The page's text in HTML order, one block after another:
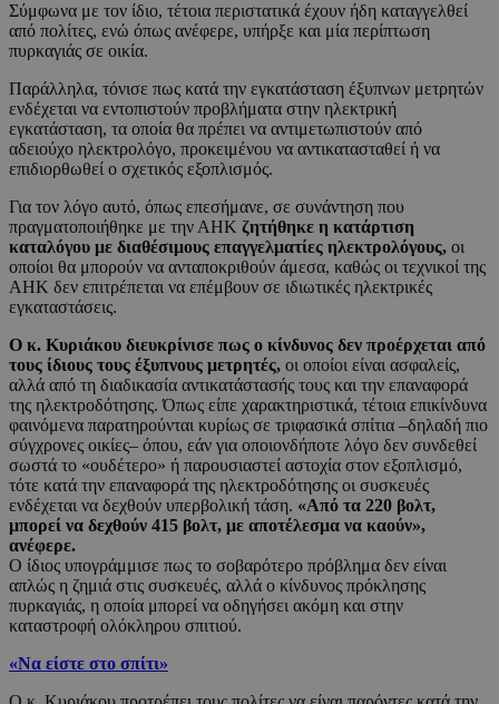
Σύμφωνα με τον ίδιο, τέτοια περιστατικά έχουν ήδη καταγγελθεί
από πολίτες, ενώ όπως ανέφερε, υπήρξε και μία περίπτωση
πυρκαγιάς σε οικία.
Παράλληλα, τόνισε πως κατά την εγκατάσταση έξυπνων μετρητών
ενδέχεται να εντοπιστούν προβλήματα στην ηλεκτρική
εγκατάσταση, τα οποία θα πρέπει να αντιμετωπιστούν από
αδειούχο ηλεκτρολόγο, προκειμένου να αντικατασταθεί ή να
επιδιορθωθεί ο σχετικός εξοπλισμός.
Για τον λόγο αυτό, όπως επεσήμανε, σε συνάντηση που
πραγματοποιήθηκε με την ΑΗΚ ζητήθηκε η κατάρτιση
καταλόγου με διαθέσιμους επαγγελματίες ηλεκτρολόγους, οι
οποίοι θα μπορούν να ανταποκριθούν άμεσα, καθώς οι τεχνικοί της
ΑΗΚ δεν επιτρέπεται να επέμβουν σε ιδιωτικές ηλεκτρικές
εγκαταστάσεις.
Ο κ. Κυριάκου διευκρίνισε πως ο κίνδυνος δεν προέρχεται από
τους ίδιους τους έξυπνους μετρητές, οι οποίοι είναι ασφαλείς,
αλλά από τη διαδικασία αντικατάστασής τους και την επαναφορά
της ηλεκτροδότησης. Όπως είπε χαρακτηριστικά, τέτοια επικίνδυνα
φαινόμενα παρατηρούνται κυρίως σε τριφασικά σπίτια –δηλαδή πιο
σύγχρονες οικίες– όπου, εάν για οποιονδήποτε λόγο δεν συνδεθεί
σωστά το «ουδέτερο» ή παρουσιαστεί αστοχία στον εξοπλισμό,
τότε κατά την επαναφορά της ηλεκτροδότησης οι συσκευές
ενδέχεται να δεχθούν υπερβολική τάση. «Από τα 220 βολτ,
μπορεί να δεχθούν 415 βολτ, με αποτέλεσμα να καούν»,
ανέφερε.
Ο ίδιος υπογράμμισε πως το σοβαρότερο πρόβλημα δεν είναι
απλώς η ζημιά στις συσκευές, αλλά ο κίνδυνος πρόκλησης
πυρκαγιάς, η οποία μπορεί να οδηγήσει ακόμη και στην
καταστροφή ολόκληρου σπιτιού.
«Να είστε στο σπίτι»